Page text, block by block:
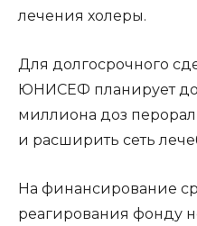
лечения холеры.
Для долгосрочного
ЮНИСЕФ планирует
миллиона доз
и расширить сеть
На финансирование
реагирования фонду